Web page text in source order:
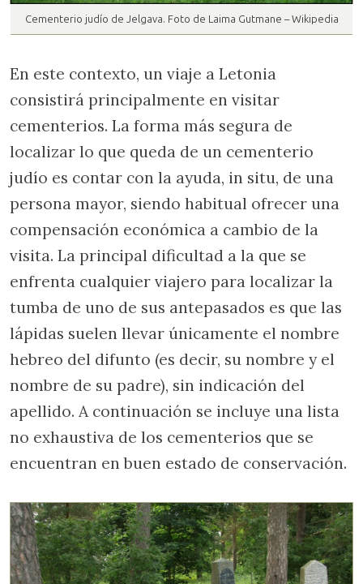
Cementerio judío de Jelgava. Foto de Laima Gutmane – Wikipedia
En este contexto, un viaje a Letonia
consistirá principalmente en visitar
cementerios. La forma más segura de
localizar lo que queda de un cementerio
judío es contar con la ayuda, in situ, de una
persona mayor, siendo habitual ofrecer una
compensación económica a cambio de la
visita. La principal dificultad a la que se
enfrenta cualquier viajero para localizar la
tumba de uno de sus antepasados es que las
lápidas suelen llevar únicamente el nombre
hebreo del difunto (es decir, su nombre y el
nombre de su padre), sin indicación del
apellido. A continuación se incluye una lista
no exhaustiva de los cementerios que se
encuentran en buen estado de conservación.